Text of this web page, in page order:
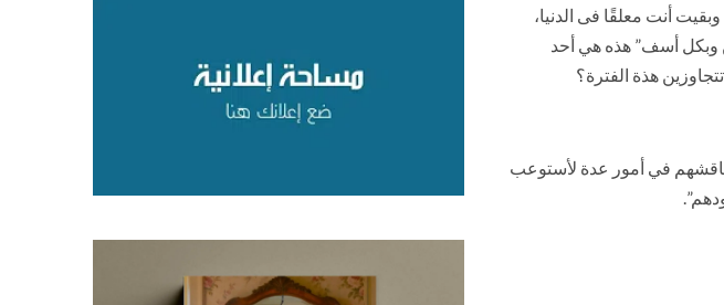
أنت معلقًا فى الدنيا،
وبكل أسف” هذه هي أحد
هذة الفترة؟
في أمور عدة لأستوعب